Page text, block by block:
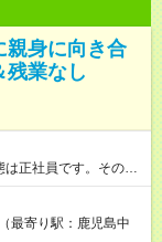
身に向き合
残業なし
正社員です。そのほ
時と同じです。
最寄り駅：鹿児島中